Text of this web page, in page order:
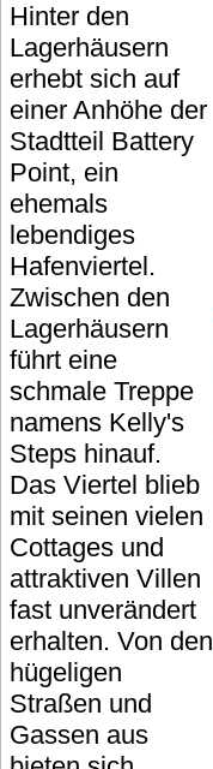
Hinter den
Lagerhäusern
erhebt sich auf
einer Anhöhe der
Stadtteil Battery
Point, ein
ehemals
lebendiges
Hafenviertel.
Zwischen den
Lagerhäusern
führt eine
schmale Treppe
namens Kelly's
Steps hinauf.
Das Viertel blieb
mit seinen vielen
Cottages und
attraktiven Villen
fast unverändert
erhalten. Von den
hügeligen
Straßen und
Gassen aus